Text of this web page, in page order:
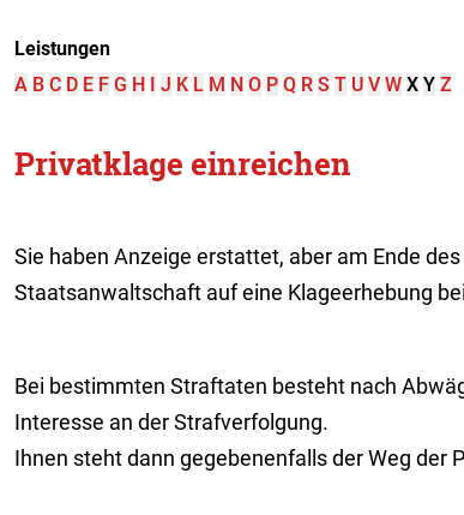
Leistungen
A B C D E F G H I J K L M N O P Q R S T U V W X Y Z
Privatklage einreichen
Sie haben Anzeige erstattet, aber am Ende
Staatsanwaltschaft auf eine Klageerhebung
Bei bestimmten Straftaten besteht nach
Interesse an der Strafverfolgung.
Ihnen steht dann gegebenenfalls der Weg der